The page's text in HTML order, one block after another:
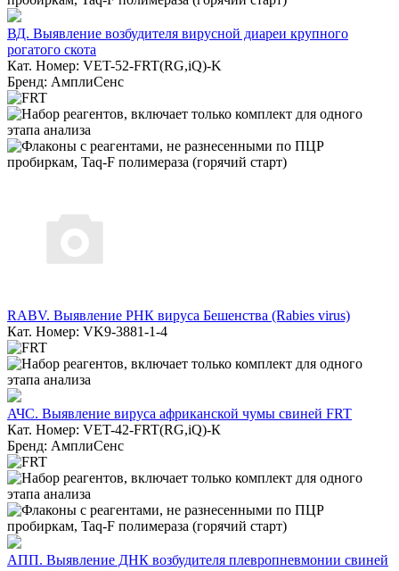
ВД. Выявление возбудителя вирусной диареи крупного
рогатого скота
Кат. Номер: VET-52-FRT(RG,iQ)-K
Бренд: АмплиСенс
RABV. Выявление РНК вируса Бешенства (Rabies virus)
Кат. Номер: VK9-3881-1-4
АЧС. Выявление вируса африканской чумы свиней FRT
Кат. Номер: VET-42-FRT(RG,iQ)-К
Бренд: АмплиСенс
АПП. Выявление ДНК возбудителя плевропневмонии свиней